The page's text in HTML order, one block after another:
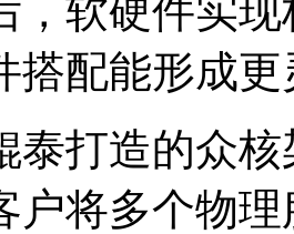
，软硬件实
搭配能形成
打造的众核
户将多个物